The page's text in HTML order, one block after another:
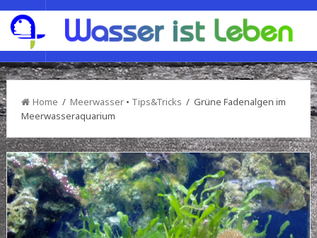
Home / Meerwasser• Tips&Tricks / Grüne Fadenalgen im
Meerwasseraquarium